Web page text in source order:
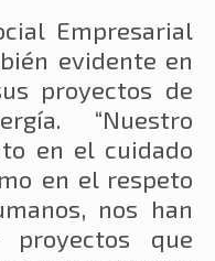
Empresarial
evidente en
proyectos de
“Nuestro
en el cuidado
en el respeto
nos han
proyectos que